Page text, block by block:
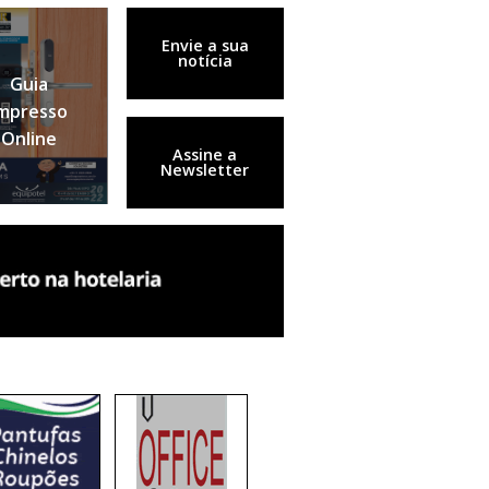
Guia
Online
Envie a sua
notícia
Assine a
Newsletter